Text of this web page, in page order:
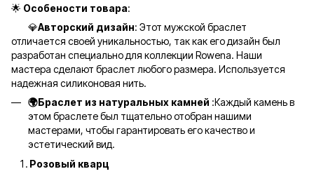
🌟 Особености товара:
💎Авторский дизайн: Этот мужской браслет
отличается своей уникальностью, так как его дизайн был
разработан специально для коллекции Rowena. Наши
мастера сделают браслет любого размера. Используется
надежная силиконовая нить.
🌍Браслет из натуральных камней :Каждый камень в
этом браслете был тщательно отобран нашими
мастерами, чтобы гарантировать его качество и
эстетический вид.
Розовый кварц